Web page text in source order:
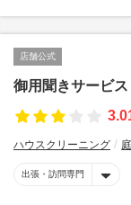
店舗公式
御用聞きサービス
ハウスクリーニング
出張・訪問専門